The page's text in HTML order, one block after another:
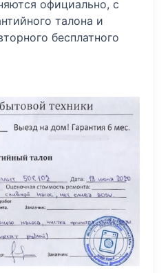
официально, с
талона и
бесплатного